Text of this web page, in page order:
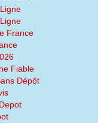
France
Fiable
Dépôt